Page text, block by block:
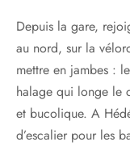
Depuis la gare,
au nord, sur la
mettre en jambes :
halage qui longe le
et bucolique. A
d’escalier pour les